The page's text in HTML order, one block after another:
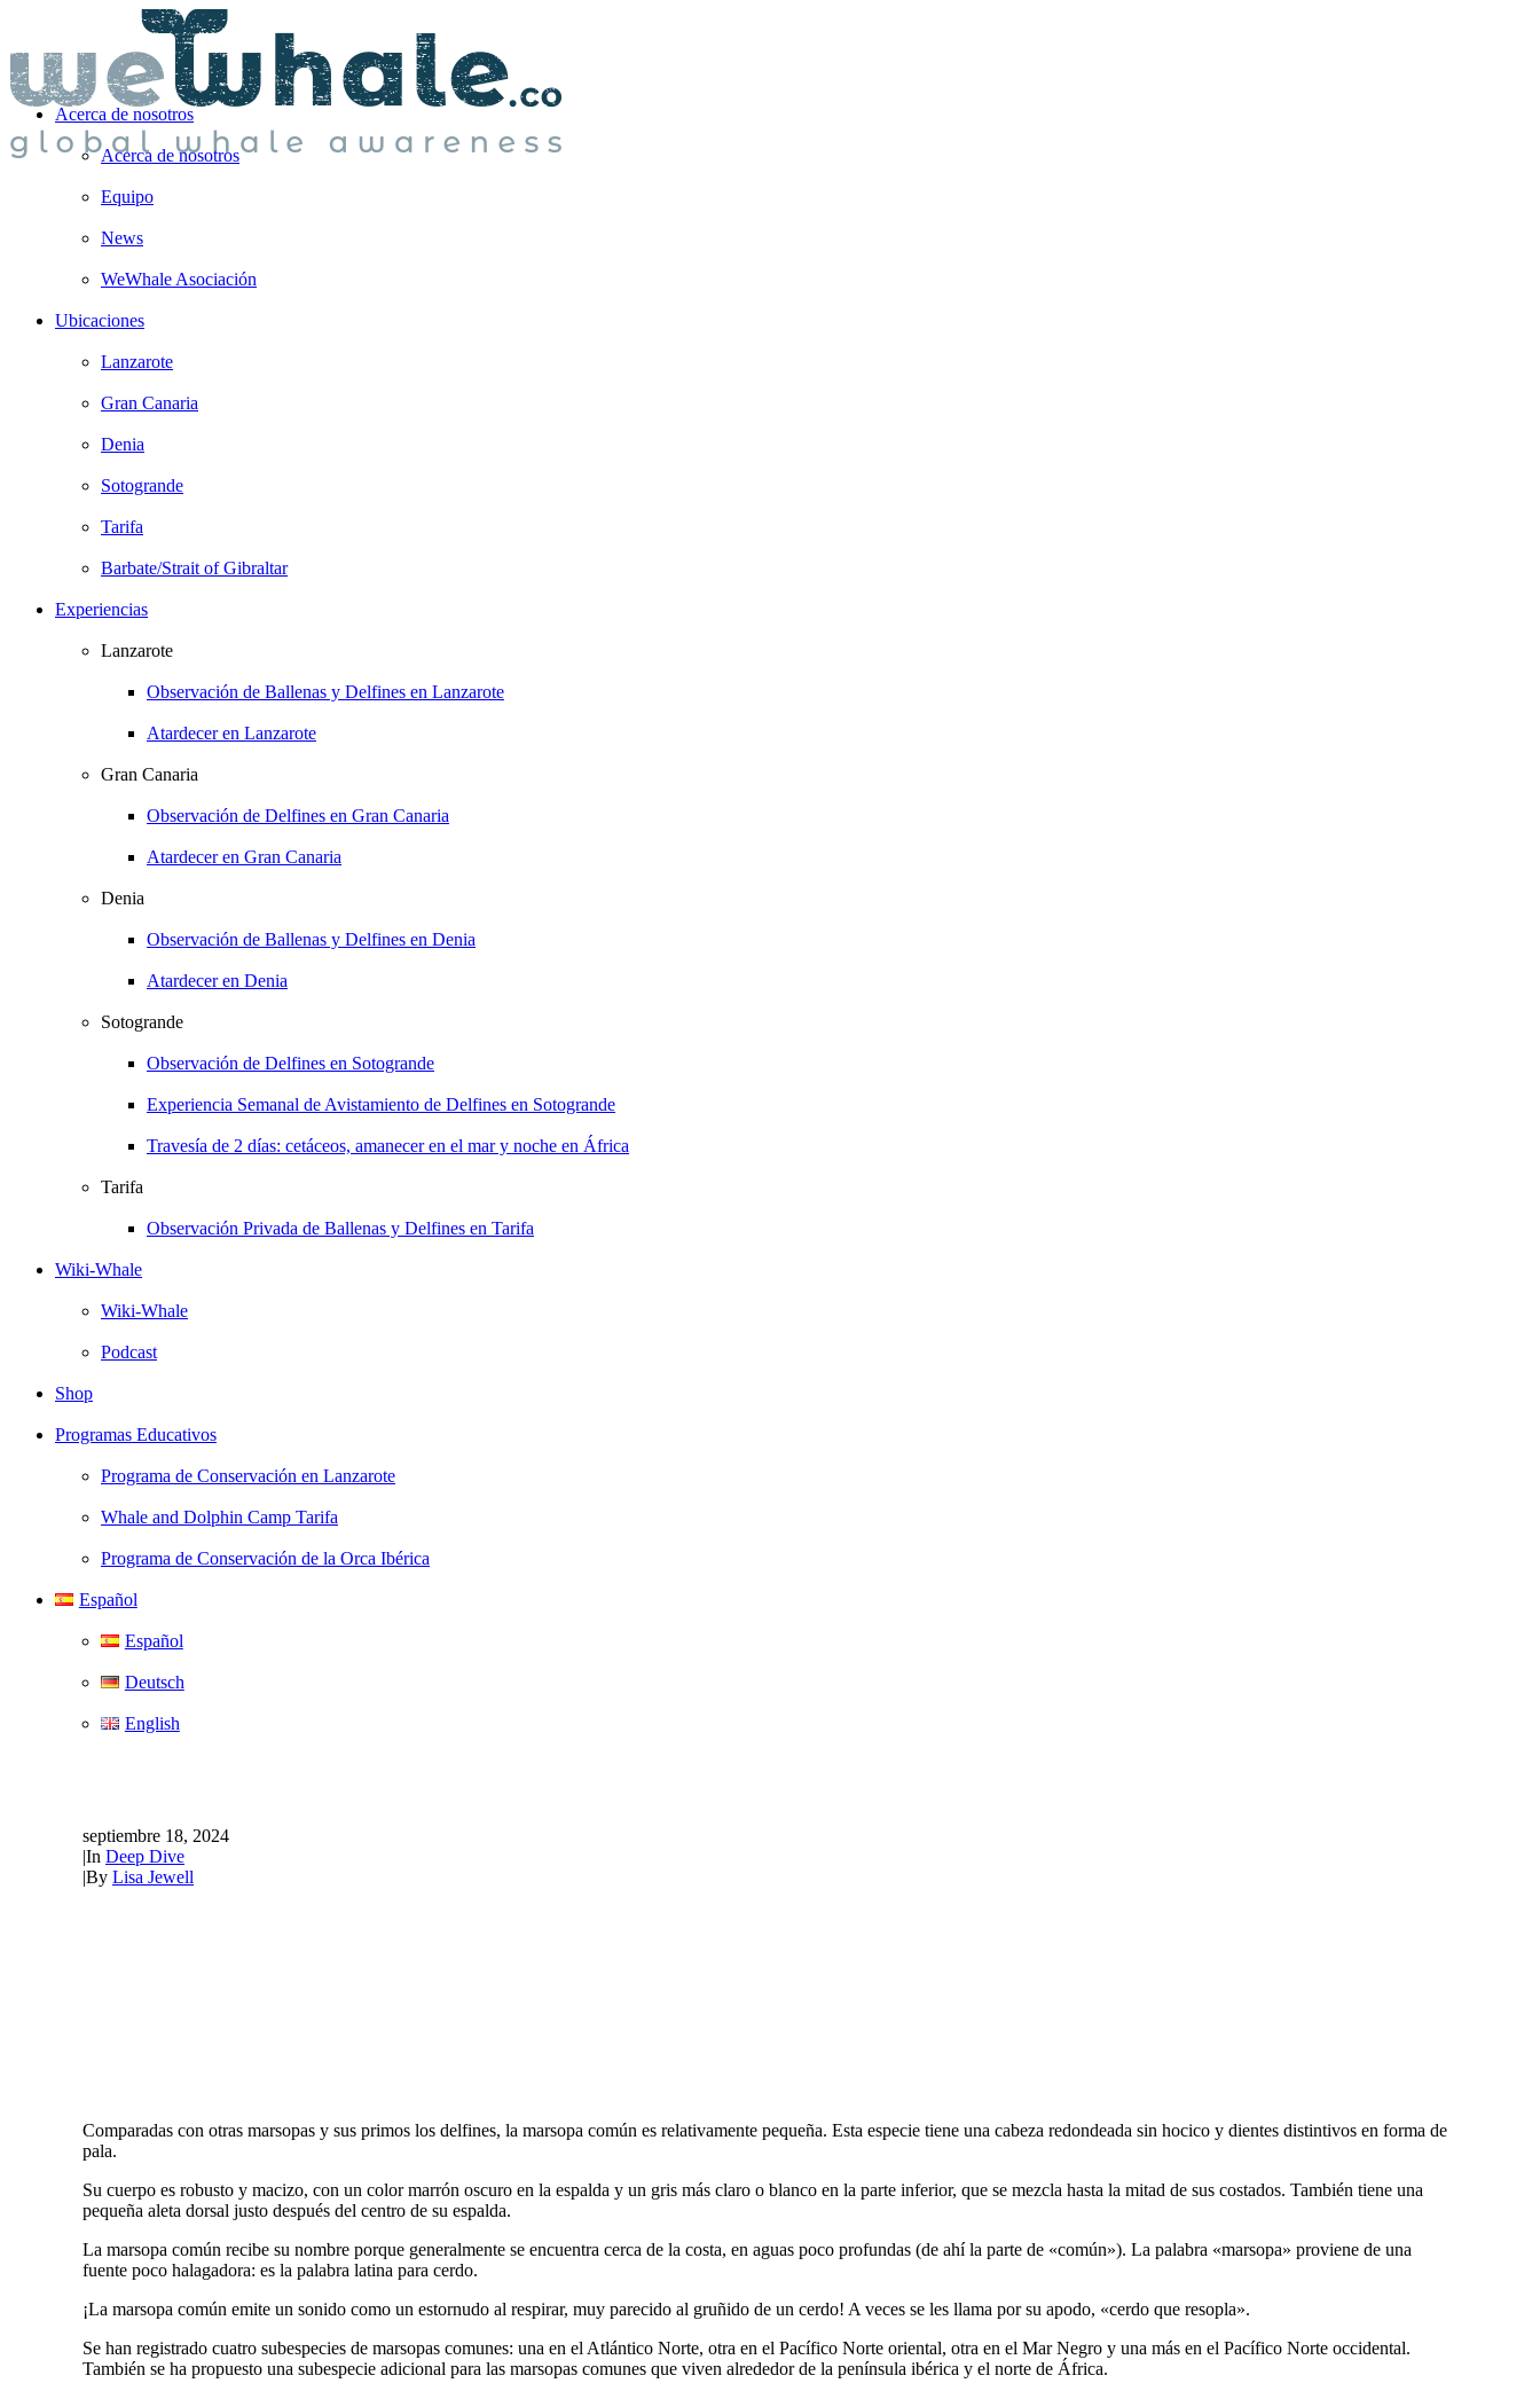
Acerca de nosotros
Acerca de nosotros
Equipo
News
WeWhale Asociación
Ubicaciones
Lanzarote
Gran Canaria
Denia
Sotogrande
Tarifa
Barbate/Strait of Gibraltar
Experiencias
Lanzarote
Observación de Ballenas y Delfines en Lanzarote
Atardecer en Lanzarote
Gran Canaria
Observación de Delfines en Gran Canaria
Atardecer en Gran Canaria
Denia
Observación de Ballenas y Delfines en Denia
Atardecer en Denia
Sotogrande
Observación de Delfines en Sotogrande
Experiencia Semanal de Avistamiento de Delfines en Sotogrande
Travesía de 2 días: cetáceos, amanecer en el mar y noche en África
Tarifa
Observación Privada de Ballenas y Delfines en Tarifa
Wiki-Whale
Wiki-Whale
Podcast
Shop
Programas Educativos
Programa de Conservación en Lanzarote
Whale and Dolphin Camp Tarifa
Programa de Conservación de la Orca Ibérica
Español
Español
Deutsch
English
septiembre 18, 2024
|In Deep Dive
|By Lisa Jewell
Comparadas con otras marsopas y sus primos los delfines, la marsopa común es relativamente pequeña. Esta especie tiene una cabeza redondeada sin hocico y dientes distintivos en forma de
pala.
Su cuerpo es robusto y macizo, con un color marrón oscuro en la espalda y un gris más claro o blanco en la parte inferior, que se mezcla hasta la mitad de sus costados. También tiene una
pequeña aleta dorsal justo después del centro de su espalda.
La marsopa común recibe su nombre porque generalmente se encuentra cerca de la costa, en aguas poco profundas (de ahí la parte de «común»). La palabra «marsopa» proviene de una
fuente poco halagadora: es la palabra latina para cerdo.
¡La marsopa común emite un sonido como un estornudo al respirar, muy parecido al gruñido de un cerdo! A veces se les llama por su apodo, «cerdo que resopla».
Se han registrado cuatro subespecies de marsopas comunes: una en el Atlántico Norte, otra en el Pacífico Norte oriental, otra en el Mar Negro y una más en el Pacífico Norte occidental.
También se ha propuesto una subespecie adicional para las marsopas comunes que viven alrededor de la península ibérica y el norte de África.